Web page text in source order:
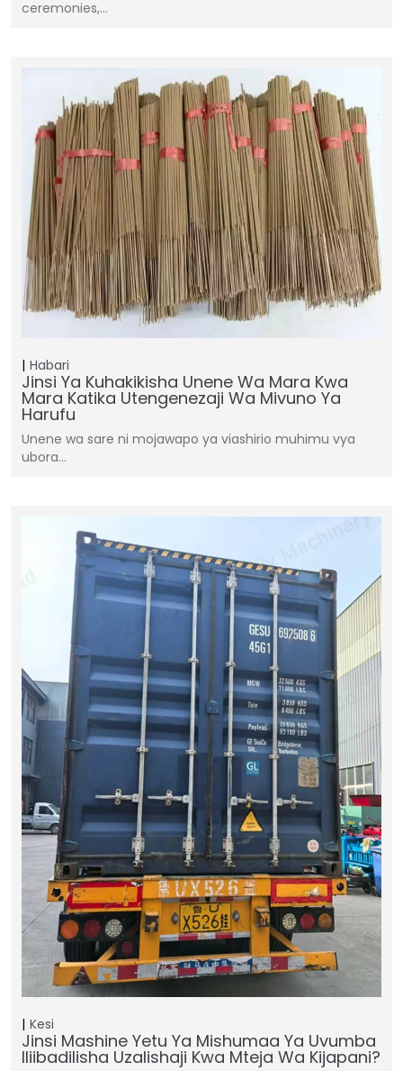
ceremonies,…
Habari
Jinsi Ya Kuhakikisha Unene Wa Mara Kwa
Mara Katika Utengenezaji Wa Mivuno Ya
Harufu
Unene wa sare ni mojawapo ya viashirio muhimu vya
ubora…
Kesi
Jinsi Mashine Yetu Ya Mishumaa Ya Uvumba
Iliibadilisha Uzalishaji Kwa Mteja Wa Kijapani?